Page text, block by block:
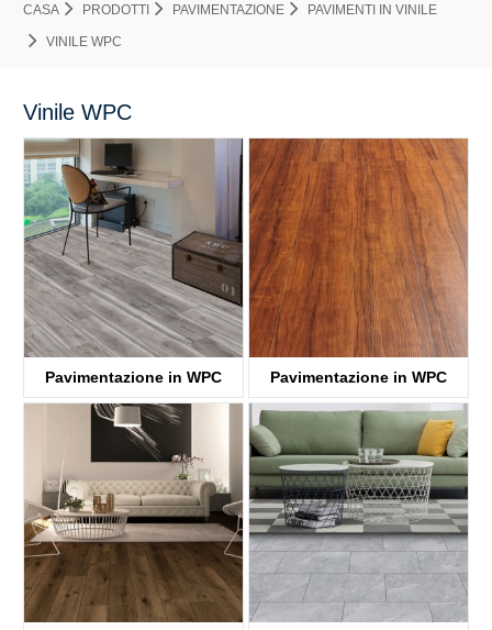
CASA PRODOTTI PAVIMENTAZIONE PAVIMENTI IN VINILE
VINILE WPC
Vinile WPC
Pavimentazione in WPC
KTV8023
Pavimentazione in WPC
KTV3509